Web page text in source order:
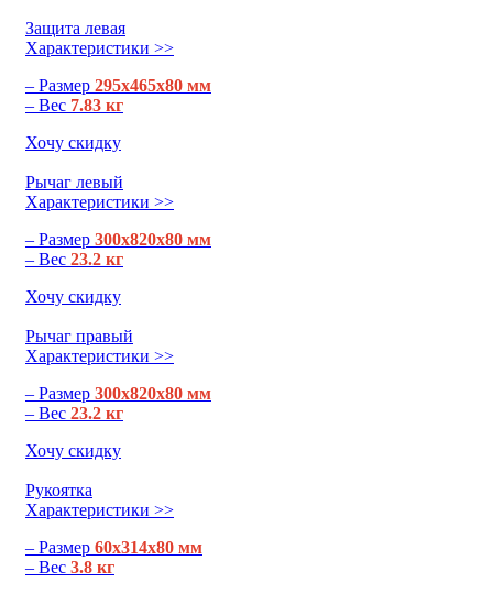
Защита левая
Характеристики >>
– Размер 295х465х80 мм
– Вес 7.83 кг
Хочу скидку
Рычаг левый
Характеристики >>
– Размер 300х820х80 мм
– Вес 23.2 кг
Хочу скидку
Рычаг правый
Характеристики >>
– Размер 300х820х80 мм
– Вес 23.2 кг
Хочу скидку
Рукоятка
Характеристики >>
– Размер 60х314х80 мм
– Вес 3.8 кг